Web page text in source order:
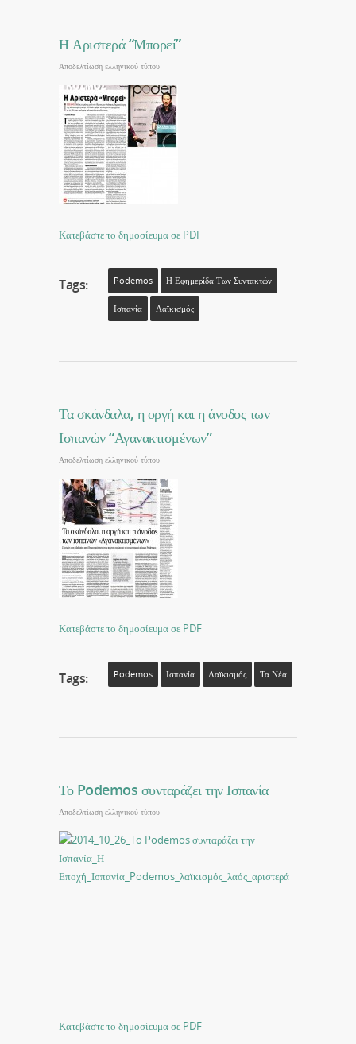
Η Αριστερά “Μπορεί”
Αποδελτίωση ελληνικού τύπου
Κατεβάστε το δημοσίευμα σε PDF
Tags: Podemos Η Εφημερίδα Των Συντακτών
Ισπανία Λαϊκισμός
Τα σκάνδαλα, η οργή και η άνοδος των
Ισπανών “Αγανακτισμένων”
Αποδελτίωση ελληνικού τύπου
Κατεβάστε το δημοσίευμα σε PDF
Tags: Podemos Ισπανία Λαϊκισμός Τα Νέα
Το Podemos συνταράζει την Ισπανία
Αποδελτίωση ελληνικού τύπου
Κατεβάστε το δημοσίευμα σε PDF